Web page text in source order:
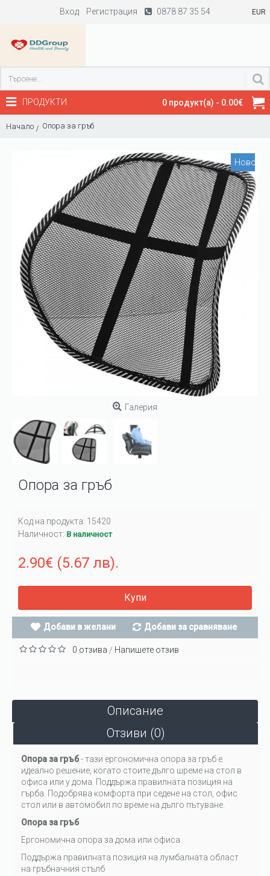
Вход Регистрация 0878 87 35 54 EUR
0 продукт(а) - 0.00€
ПРОДУКТИ
Начало Опора за гръб
Ново
Галерия
Опора за гръб
Код на продукта: 15420
Наличност: В наличност
2.90€ (5.67 лв).
Купи
Добави в желани Добави за сравняване
0 отзива / Напишете отзив
Описание
Отзиви (0)
Опора за гръб- тази ергономична опора за гръб е
идеално решение, когато стоите дълго шреме на стол в
офиса или у дома. Поддържа правилната позиция на
гърба. Подобрява комфорта при седене на стол, офис
стол или в автомобил по време на дълго пътуване.
Опора за гръб
Ергономична опора за дома или офиса
Поддържа правилната позиция на лумбалната област
на гръбначния стълб